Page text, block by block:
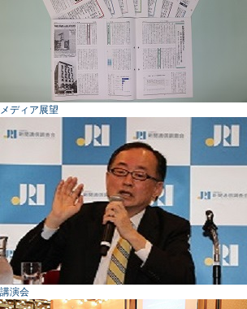
メディア展望
講演会